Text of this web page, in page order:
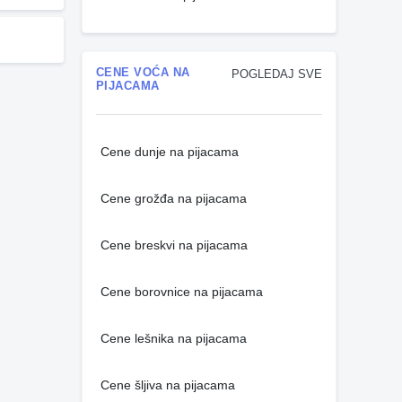
POGLEDAJ SVE
CENE VOĆA NA
PIJACAMA
Cene dunje na pijacama
Cene grožđa na pijacama
Cene breskvi na pijacama
Cene borovnice na pijacama
Cene lešnika na pijacama
Cene šljiva na pijacama